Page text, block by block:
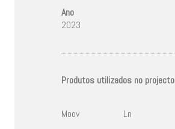
Ano
2023
Produtos utilizados no projecto
Moov Ln